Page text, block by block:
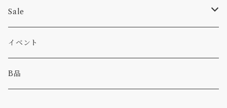
パンツ
パーカー・トレーナー
食べ物
Sale
カー
キャンプ
イベント
B品